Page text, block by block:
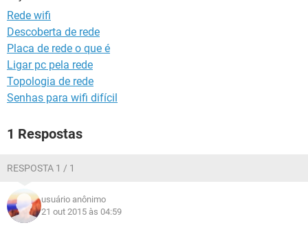
GUIA DE COMPRAS
Rede wifi
Descoberta de rede
Placa de rede o que é
Ligar pc pela rede
Topologia de rede
Senhas para wifi difícil
1 Respostas
RESPOSTA 1 / 1
usuário anônimo
21 out 2015 às 04:59